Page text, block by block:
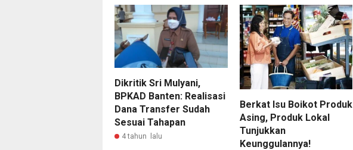
Dikritik Sri Mulyani,
BPKAD Banten: Realisasi
Dana Transfer Sudah
Sesuai Tahapan
4 tahun lalu
Berkat Isu Boikot Produk
Asing, Produk Lokal
Tunjukkan
Keunggulannya!